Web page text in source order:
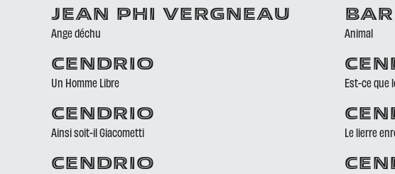
JEAN PHI VERGNEAU
Ange déchu Animal
CENDRIO
Un Homme Libre Est-ce que
CENDRIO
Ainsi soit-il Giacometti Le lierre
CENDRIO